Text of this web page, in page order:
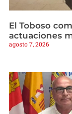
El Toboso
actuaciones
agosto 7, 2026